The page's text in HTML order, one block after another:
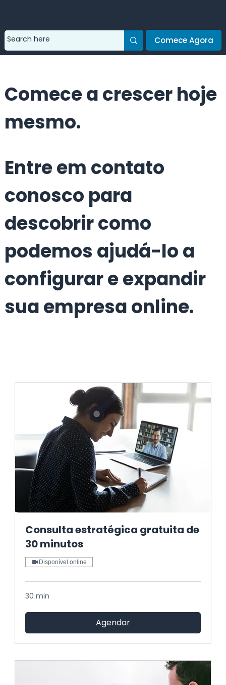
Comece Agora
Consulta estratégica gratuita de
30 minutos
Disponível online
30 min
Agendar
Comece a crescer hoje
mesmo.
Entre em contato
conosco para
descobrir como
podemos ajudá-lo a
configurar e expandir
sua empresa online.